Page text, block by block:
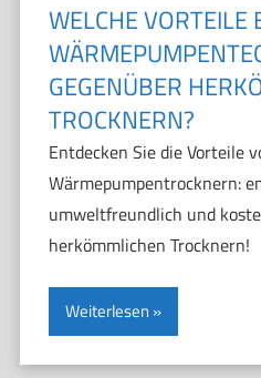
WELCHE VORTEILE
GEGENÜBER
TROCKNERN?
Entdecken Sie die Vorteile
Wärmepumpentrocknern:
umweltfreundlich und
herkömmlichen Trocknern!
Weiterlesen